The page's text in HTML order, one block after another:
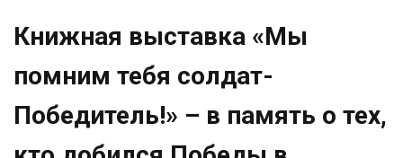
Книжная выставка «Мы
помним тебя солдат-
Победитель!» – в память о тех,